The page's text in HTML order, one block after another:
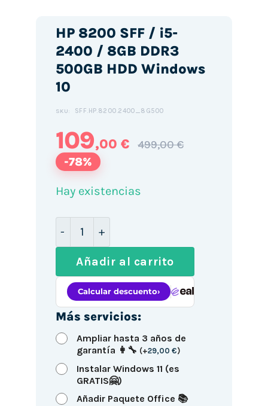
HP 8200 SFF / i5-
2400 / 8GB DDR3
500GB HDD Windows
10
SKU: SFF.HP.8200.2400_8G500
109,00 € 499,00 €
-78%
Hay existencias
HP 8200 SFF / i5-2400 / 8GB DDR3
Añadir al carrito
Más servicios:
Ampliar hasta 3 años de
garantía 👩‍🔧 (+29,00 €)
Instalar Windows 11 (es
GRATIS🤗)
Añadir Paquete Office 📚